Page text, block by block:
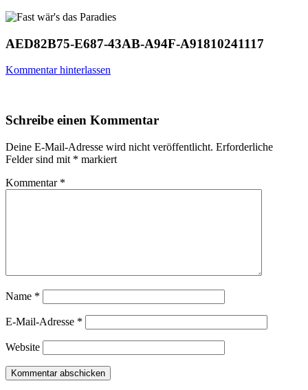
AED82B75-E687-43AB-A94F-A91810241117
Kommentar hinterlassen
Schreibe einen Kommentar
Deine E-Mail-Adresse wird nicht veröffentlicht. Erforderliche
Felder sind mit * markiert
Kommentar *
Name *
E-Mail-Adresse *
Website